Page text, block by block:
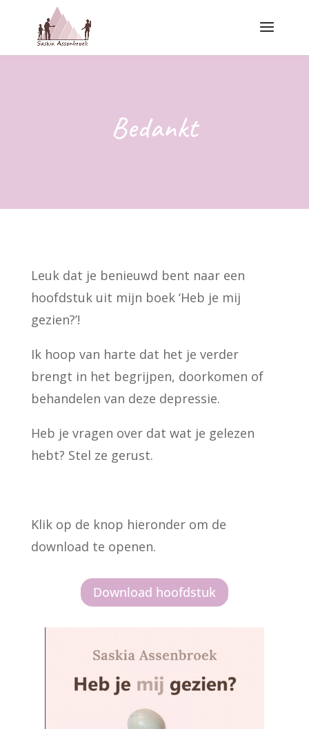
Bedankt
Leuk dat je benieuwd bent naar een
hoofdstuk uit mijn boek ‘Heb je mij
gezien?’!
Ik hoop van harte dat het je verder
brengt in het begrijpen, doorkomen of
behandelen van deze depressie.
Heb je vragen over dat wat je gelezen
hebt? Stel ze gerust.
Klik op de knop hieronder om de
download te openen.
Download hoofdstuk